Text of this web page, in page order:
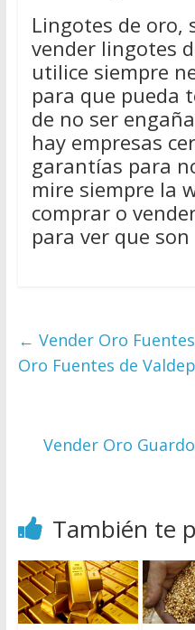
Lingotes de oro,
vender lingotes
utilice siempre
para que pueda
de no ser
hay empresas
garantías para
mire siempre la
comprar o
para ver que son
← Vender Oro
Oro Fuentes de
Vender Oro
También te